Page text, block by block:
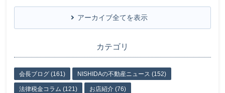
アーカイブ全てを表示
カテゴリ
会長ブログ (161) NISHIDAの不動産ニュース (152)
法律税金コラム (121) お店紹介 (76)